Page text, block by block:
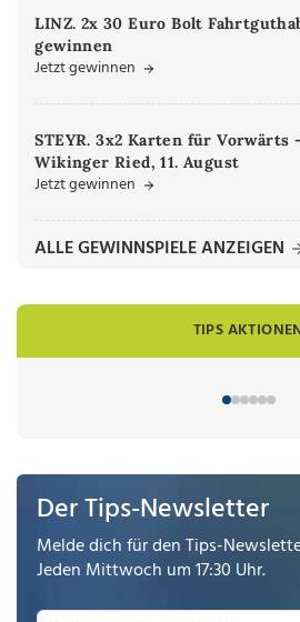
LINZ. 2x 30 Euro Bolt
gewinnen
Jetzt gewinnen
STEYR. 3x2 Karten für Vorwärts
Wikinger Ried, 11. August
Jetzt gewinnen
ALLE GEWINNSPIELE ANZEIGEN
TIPS
Der Tips-Newsletter
Melde dich für den Tips-
Jeden Mittwoch um 17:30 Uhr.